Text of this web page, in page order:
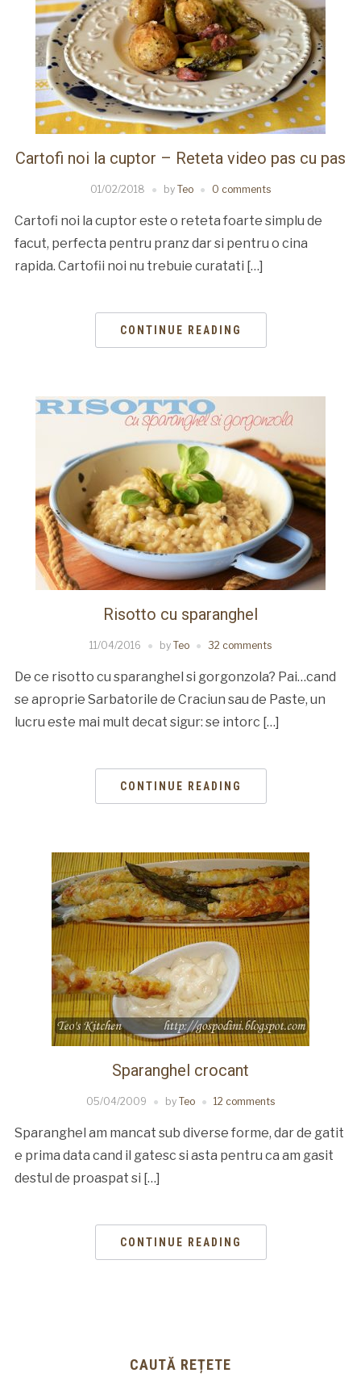
Cartofi noi la cuptor – Reteta video pas cu pas
01/02/2018 by Teo 0 comments
Cartofi noi la cuptor este o reteta foarte simplu de
facut, perfecta pentru pranz dar si pentru o cina
rapida. Cartofii noi nu trebuie curatati […]
CONTINUE READING
Risotto cu sparanghel
11/04/2016 by Teo 32 comments
De ce risotto cu sparanghel si gorgonzola? Pai…cand
se aproprie Sarbatorile de Craciun sau de Paste, un
lucru este mai mult decat sigur: se intorc […]
CONTINUE READING
Sparanghel crocant
05/04/2009 by Teo 12 comments
Sparanghel am mancat sub diverse forme, dar de gatit
e prima data cand il gatesc si asta pentru ca am gasit
destul de proaspat si […]
CONTINUE READING
CAUTĂ REȚETE